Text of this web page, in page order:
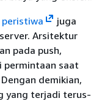
juga
Arsitektur
pada push,
permintaan saat
demikian,
yang terjadi terus-